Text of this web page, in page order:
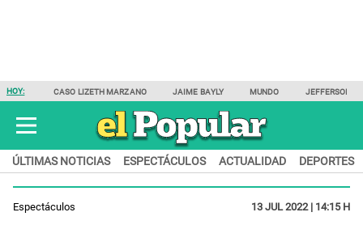
HOY: CASO LIZETH MARZANO JAIME BAYLY MUNDO JEFFERSON
ÚLTIMAS NOTICIAS ESPECTÁCULOS ACTUALIDAD DEPORTES
Espectáculos 13 JUL 2022 | 14:15 H